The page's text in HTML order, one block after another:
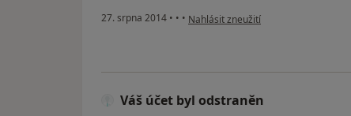
27. srpna 2014 • • • podle názoru uživatele Váš účet byl
Nahlásit zneužití
Váš účet byl odstraněn